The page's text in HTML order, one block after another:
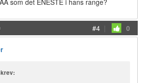
som det ENESTE i hans range?
#4 | 0